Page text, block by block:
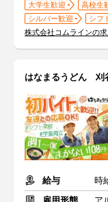
大学生歓迎 高校生
シルバー歓迎
シフ
株式会社コムラインの
はなまるうどん 刈
給与
時